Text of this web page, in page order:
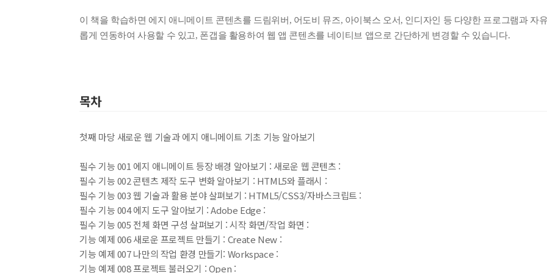
이 책을 학습하면 에지 애니메이트 콘텐츠를 드림위버, 어도비 뮤즈, 아이북스 오서, 인디자인 등 다양한 프로그램과 자유
롭게 연동하여 사용할 수 있고, 폰갭을 활용하여 웹 앱 콘텐츠를 네이티브 앱으로 간단하게 변경할 수 있습니다.
목차
첫째 마당 새로운 웹 기술과 에지 애니메이트 기초 기능 알아보기
필수 기능 001 에지 애니메이트 등장 배경 알아보기 : 새로운 웹 콘텐츠 :
필수 기능 002 콘텐츠 제작 도구 변화 알아보기 : HTML5와 플래시 :
필수 기능 003 웹 기술과 활용 분야 살펴보기 : HTML5/CSS3/자바스크립트 :
필수 기능 004 에지 도구 알아보기 : Adobe Edge :
필수 기능 005 전체 화면 구성 살펴보기 : 시작 화면/작업 화면 :
기능 예제 006 새로운 프로젝트 만들기 : Create New :
기능 예제 007 나만의 작업 환경 만들기: Workspace :
기능 예제 008 프로젝트 불러오기 : Open :
전자책(eBook) :